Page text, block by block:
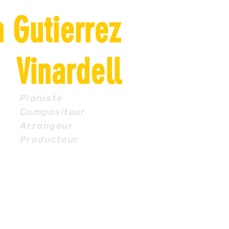
Gutierrez
Vinardell
Pianiste
Compositeur
Arrangeur
Producteur